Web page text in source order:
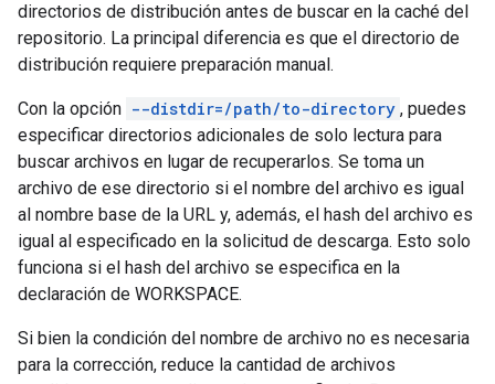
directorios de distribución antes de buscar en la caché del
repositorio. La principal diferencia es que el directorio de
distribución requiere preparación manual.
Con la opción --distdir=/path/to-directory , puedes
especificar directorios adicionales de solo lectura para
buscar archivos en lugar de recuperarlos. Se toma un
archivo de ese directorio si el nombre del archivo es igual
al nombre base de la URL y, además, el hash del archivo es
igual al especificado en la solicitud de descarga. Esto solo
funciona si el hash del archivo se especifica en la
declaración de WORKSPACE.
Si bien la condición del nombre de archivo no es necesaria
para la corrección, reduce la cantidad de archivos